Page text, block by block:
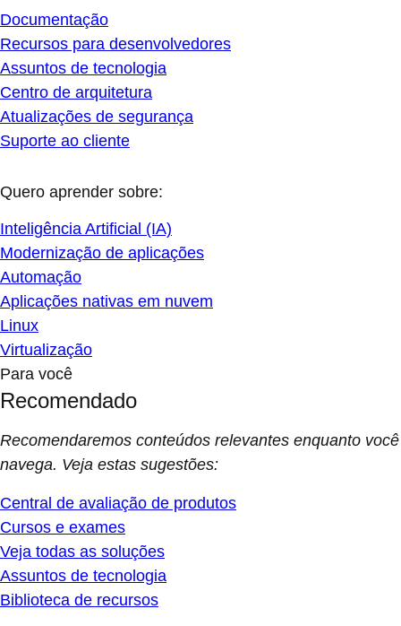
Documentação
Recursos para desenvolvedores
Assuntos de tecnologia
Centro de arquitetura
Atualizações de segurança
Suporte ao cliente
Quero aprender sobre:
Inteligência Artificial (IA)
Modernização de aplicações
Automação
Aplicações nativas em nuvem
Linux
Virtualização
Para você
Recomendado
Recomendaremos conteúdos relevantes enquanto você
navega. Veja estas sugestões:
Central de avaliação de produtos
Cursos e exames
Veja todas as soluções
Assuntos de tecnologia
Biblioteca de recursos